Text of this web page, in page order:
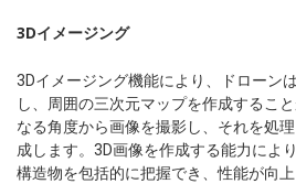
3Dイメージング
3Dイメージング機能により、ドローン
し、周囲の三次元マップを作成するこ
なる角度から画像を撮影し、それを処
成します。3D画像を作成する能力によ
構造物を包括的に把握でき、性能が向